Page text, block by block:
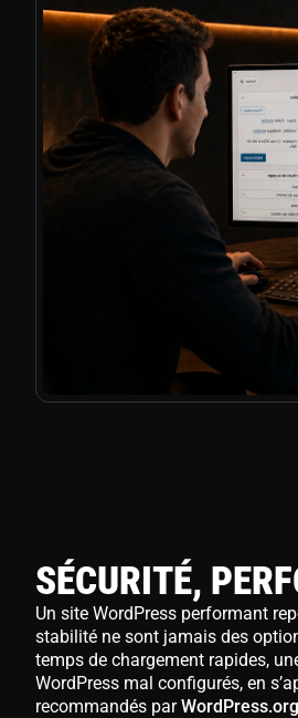
SÉCURITÉ,
Un site WordPress performant
stabilité ne sont jamais des
temps de chargement rapides,
WordPress mal configurés, en
recommandés parWordPress.org